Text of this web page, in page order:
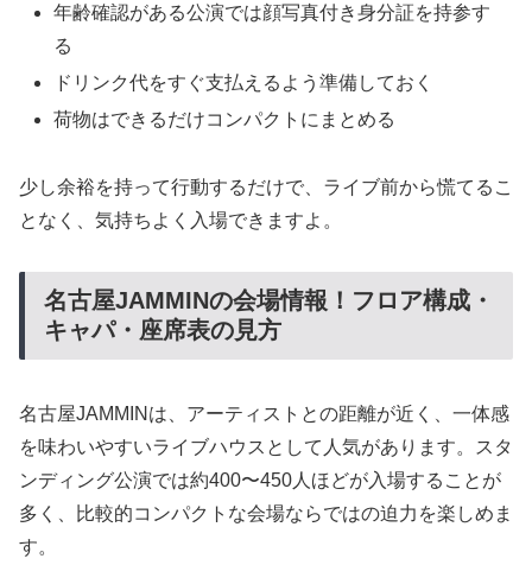
年齢確認がある公演では顔写真付き身分証を持参す
る
ドリンク代をすぐ支払えるよう準備しておく
荷物はできるだけコンパクトにまとめる
少し余裕を持って行動するだけで、ライブ前から慌てるこ
となく、気持ちよく入場できますよ。
名古屋JAMMINの会場情報！フロア構成・
キャパ・座席表の見方
名古屋JAMMINは、アーティストとの距離が近く、一体感
を味わいやすいライブハウスとして人気があります。スタ
ンディング公演では約400〜450人ほどが入場することが
多く、比較的コンパクトな会場ならではの迫力を楽しめま
す。